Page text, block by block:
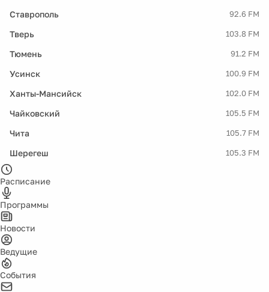
Ставрополь 92.6 FM
Тверь 103.8 FM
Тюмень 91.2 FM
Усинск 100.9 FM
Ханты-Мансийск 102.0 FM
Чайковский 105.5 FM
Чита 105.7 FM
Шерегеш 105.3 FM
Расписание
Программы
Новости
Ведущие
События